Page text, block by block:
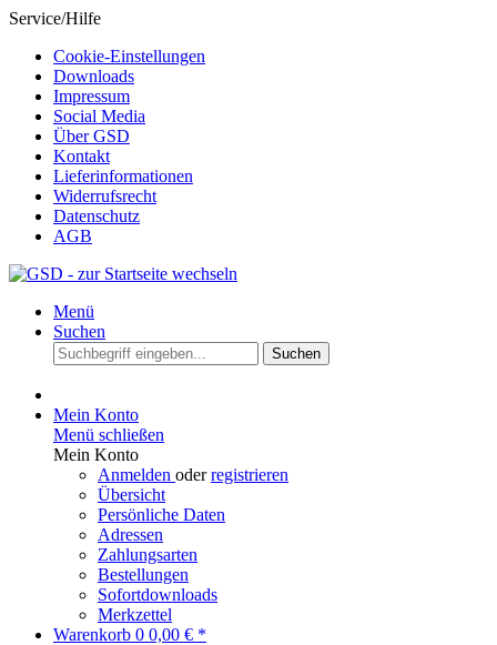
Service/Hilfe
Cookie-Einstellungen
Downloads
Impressum
Social Media
Über GSD
Kontakt
Lieferinformationen
Widerrufsrecht
Datenschutz
AGB
Menü
Suchen
Suchen
Mein Konto
Menü schließen
Mein Konto
Anmelden oderregistrieren
Übersicht
Persönliche Daten
Adressen
Zahlungsarten
Bestellungen
Sofortdownloads
Merkzettel
Warenkorb 0 0,00 € *